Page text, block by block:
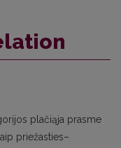
plačiąja prasme
priežasties–